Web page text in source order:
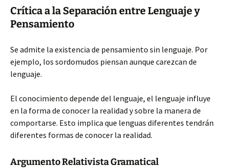
Crítica a la Separación entre Lenguaje y
Pensamiento
Se admite la existencia de pensamiento sin lenguaje. Por
ejemplo, los sordomudos piensan aunque carezcan de
lenguaje.
El conocimiento depende del lenguaje, el lenguaje influye
en la forma de conocer la realidad y sobre la manera de
comportarse. Esto implica que lenguas diferentes tendrán
diferentes formas de conocer la realidad.
Argumento Relativista Gramatical